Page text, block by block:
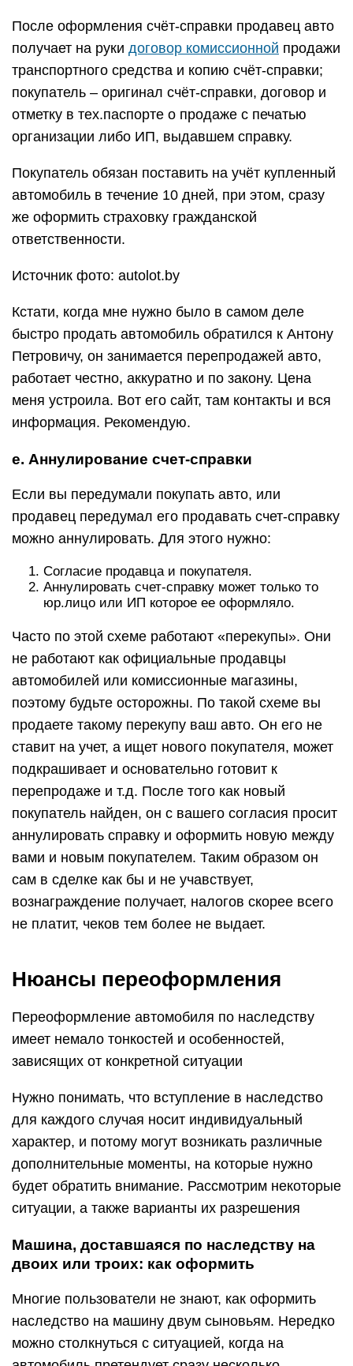
После оформления счёт-справки продавец авто
получает на руки договор комиссионной продажи
транспортного средства и копию счёт-справки;
покупатель – оригинал счёт-справки, договор и
отметку в тех.паспорте о продаже с печатью
организации либо ИП, выдавшем справку.
Покупатель обязан поставить на учёт купленный
автомобиль в течение 10 дней, при этом, сразу
же оформить страховку гражданской
ответственности.
Источник фото: autolot.by
Кстати, когда мне нужно было в самом деле
быстро продать автомобиль обратился к Антону
Петровичу, он занимается перепродажей авто,
работает честно, аккуратно и по закону. Цена
меня устроила. Вот его сайт, там контакты и вся
информация. Рекомендую.
e. Аннулирование счет-справки
Если вы передумали покупать авто, или
продавец передумал его продавать счет-справку
можно аннулировать. Для этого нужно:
Согласие продавца и покупателя.
Аннулировать счет-справку может только то
юр.лицо или ИП которое ее оформляло.
Часто по этой схеме работают «перекупы». Они
не работают как официальные продавцы
автомобилей или комиссионные магазины,
поэтому будьте осторожны. По такой схеме вы
продаете такому перекупу ваш авто. Он его не
ставит на учет, а ищет нового покупателя, может
подкрашивает и основательно готовит к
перепродаже и т.д. После того как новый
покупатель найден, он с вашего согласия просит
аннулировать справку и оформить новую между
вами и новым покупателем. Таким образом он
сам в сделке как бы и не учавствует,
вознаграждение получает, налогов скорее всего
не платит, чеков тем более не выдает.
Нюансы переоформления
Переоформление автомобиля по наследству
имеет немало тонкостей и особенностей,
зависящих от конкретной ситуации
Нужно понимать, что вступление в наследство
для каждого случая носит индивидуальный
характер, и потому могут возникать различные
дополнительные моменты, на которые нужно
будет обратить внимание. Рассмотрим некоторые
ситуации, а также варианты их разрешения
Машина, доставшаяся по наследству на
двоих или троих: как оформить
Многие пользователи не знают, как оформить
наследство на машину двум сыновьям. Нередко
можно столкнуться с ситуацией, когда на